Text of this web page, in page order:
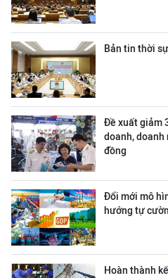
Bản tin thời
Đề xuất giảm
doanh, doanh
đồng
Đổi mới mô
hướng tự
Hoàn thành